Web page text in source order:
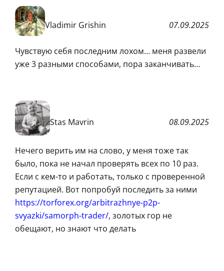
Vladimir Grishin 07.09.2025
Чувствую себя последним лохом… меня развели
уже 3 разными способами, пора заканчивать…
Stas Mavrin 08.09.2025
Нечего верить им на слово, у меня тоже так
было, пока не начал проверять всех по 10 раз.
Если с кем-то и работать, только с проверенной
репутацией. Вот попробуй последить за ними
https://torforex.org/arbitrazhnye-p2p-
svyazki/samorph-trader/, золотых гор не
обещают, но знают что делать